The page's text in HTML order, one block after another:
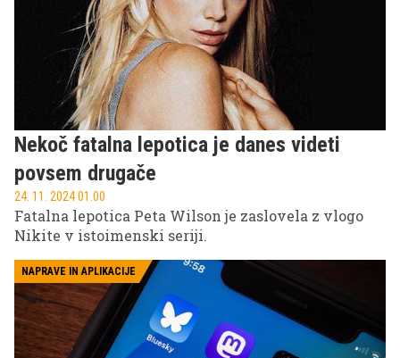
Nekoč fatalna lepotica je danes videti
povsem drugače
24. 11. 2024 01.00
Fatalna lepotica Peta Wilson je zaslovela z vlogo
Nikite v istoimenski seriji.
NAPRAVE IN APLIKACIJE